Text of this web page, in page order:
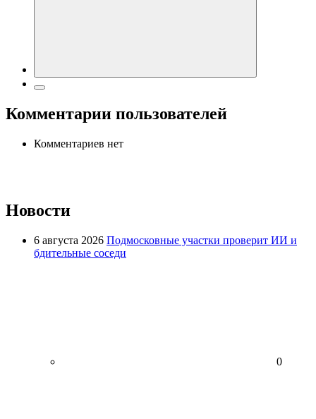
Комментарии пользователей
Комментариев нет
Новости
6 августа 2026 Подмосковные участки проверит ИИ и
бдительные соседи
0